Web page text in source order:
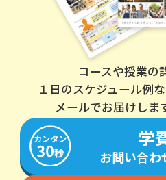
コースや授業の
１日のスケジュール例
メールでお届けしま
学
お問い合わ